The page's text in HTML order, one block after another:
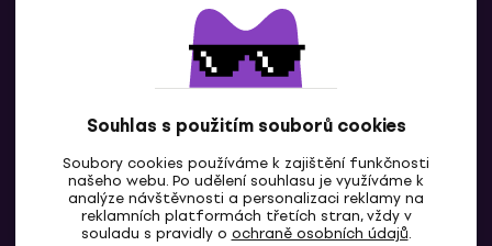
Souhlas s použitím souborů cookies
Soubory cookies používáme k zajištění funkčnosti
našeho webu. Po udělení souhlasu je využíváme k
analýze návštěvnosti a personalizaci reklamy na
reklamních platformách třetích stran, vždy v
souladu s pravidly o ochraně osobních údajů.
CZ